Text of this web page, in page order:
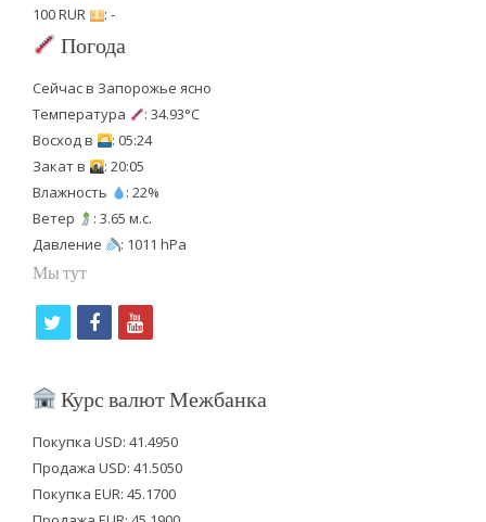
100 RUR
: -
Погода
Сейчас в Запорожье ясно
Температура
: 34.93°C
Восход в
: 05:24
Закат в
: 20:05
Влажность
: 22%
Ветер
: 3.65 м.с.
Давление
: 1011 hPa
Мы тут
i
t
e
f
c
b
o
y
u
u
b
Курс валют Межбанка
Покупка USD: 41.4950
Продажа USD: 41.5050
Покупка EUR: 45.1700